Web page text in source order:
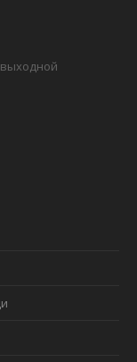
выходной